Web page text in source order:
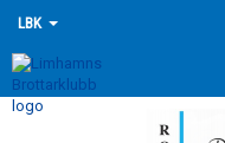
LBK
HEM